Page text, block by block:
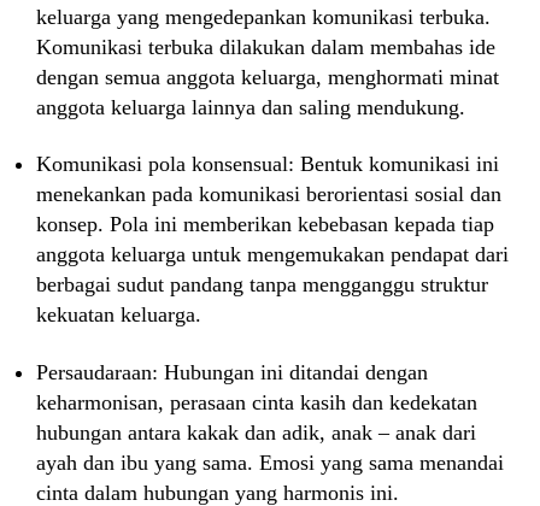
keluarga yang mengedepankan komunikasi terbuka.
Komunikasi terbuka dilakukan dalam membahas ide
dengan semua anggota keluarga, menghormati minat
anggota keluarga lainnya dan saling mendukung.
Komunikasi pola konsensual: Bentuk komunikasi ini
menekankan pada komunikasi berorientasi sosial dan
konsep. Pola ini memberikan kebebasan kepada tiap
anggota keluarga untuk mengemukakan pendapat dari
berbagai sudut pandang tanpa mengganggu struktur
kekuatan keluarga.
Persaudaraan: Hubungan ini ditandai dengan
keharmonisan, perasaan cinta kasih dan kedekatan
hubungan antara kakak dan adik, anak – anak dari
ayah dan ibu yang sama. Emosi yang sama menandai
cinta dalam hubungan yang harmonis ini.